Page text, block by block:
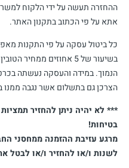
אתא על פי הכתוב בתקנון האתר.
כל ביטול עסקה על פי התקנות
בשיעור של 5 אחוזים
הנמוך. במידה והעסקה נעשתה
הצרכן גם בתשלום אשר נגבה ממנו
*** לא יהיה ניתן להחזיר
בטיחות!
מרגע עזיבת ההזמנה ממחסני
לשנות ו/או להחזיר ו/או לבטל